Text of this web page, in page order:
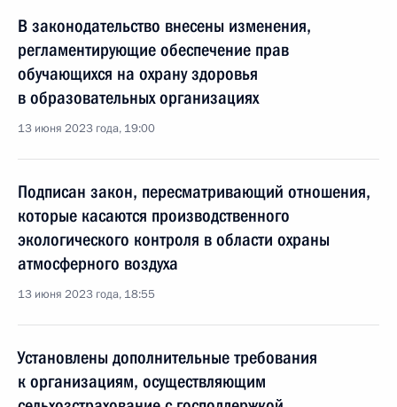
В законодательство внесены изменения,
регламентирующие обеспечение прав
обучающихся на охрану здоровья
в образовательных организациях
13 июня 2023 года, 19:00
Подписан закон, пересматривающий отношения,
которые касаются производственного
экологического контроля в области охраны
атмосферного воздуха
13 июня 2023 года, 18:55
Установлены дополнительные требования
к организациям, осуществляющим